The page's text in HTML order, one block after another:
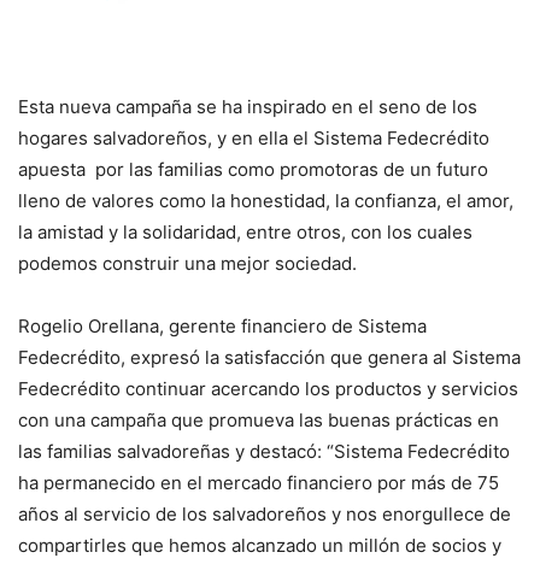
Esta nueva campaña se ha inspirado en el seno de los
hogares salvadoreños, y en ella el Sistema Fedecrédito
apuesta por las familias como promotoras de un futuro
lleno de valores como la honestidad, la confianza, el amor,
la amistad y la solidaridad, entre otros, con los cuales
podemos construir una mejor sociedad.
Rogelio Orellana, gerente financiero de Sistema
Fedecrédito, expresó la satisfacción que genera al Sistema
Fedecrédito continuar acercando los productos y servicios
con una campaña que promueva las buenas prácticas en
las familias salvadoreñas y destacó: “Sistema Fedecrédito
ha permanecido en el mercado financiero por más de 75
años al servicio de los salvadoreños y nos enorgullece de
compartirles que hemos alcanzado un millón de socios y